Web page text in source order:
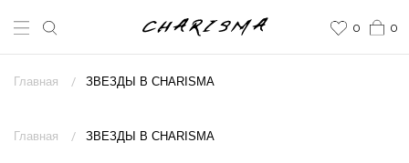
0
0
Главная ЗВЕЗДЫ В CHARISMA
/
Главная ЗВЕЗДЫ В CHARISMA
/